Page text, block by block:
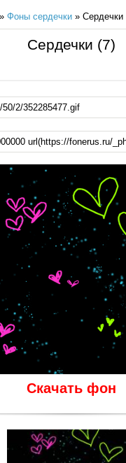
» Фоны сердечки » Сердечки
Сердечки (7)
Скачать фон